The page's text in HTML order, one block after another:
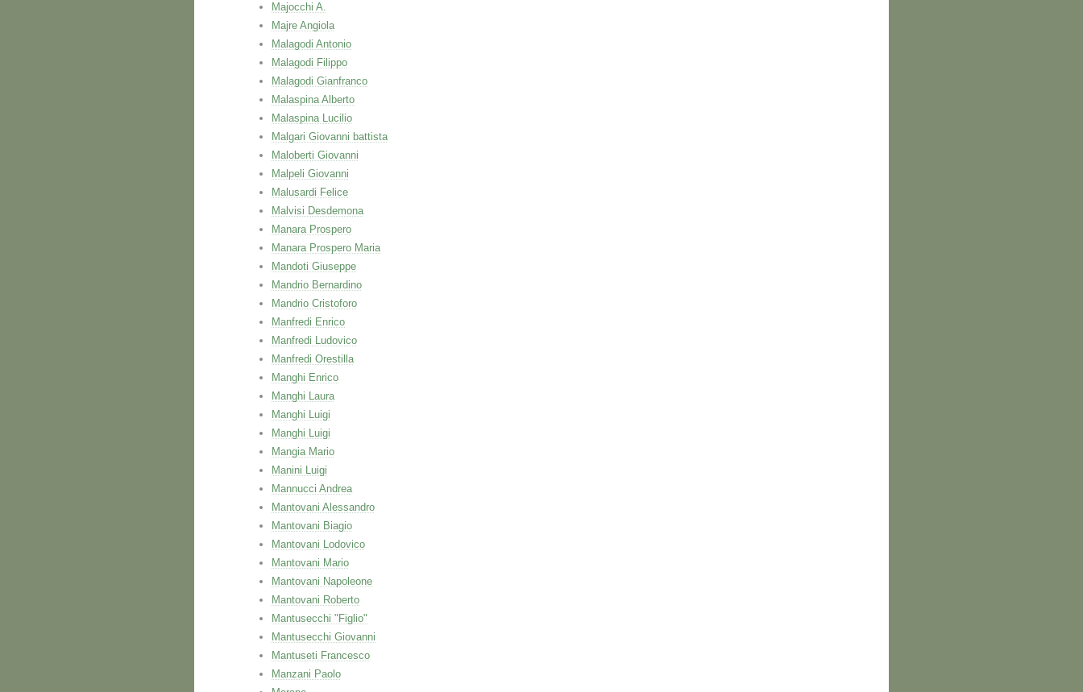
Majocchi A.
Majre Angiola
Malagodi Antonio
Malagodi Filippo
Malagodi Gianfranco
Malaspina Alberto
Malaspina Lucilio
Malgari Giovanni battista
Maloberti Giovanni
Malpeli Giovanni
Malusardi Felice
Malvisi Desdemona
Manara Prospero
Manara Prospero Maria
Mandoti Giuseppe
Mandrio Bernardino
Mandrio Cristoforo
Manfredi Enrico
Manfredi Ludovico
Manfredi Orestilla
Manghi Enrico
Manghi Laura
Manghi Luigi
Manghi Luigi
Mangia Mario
Manini Luigi
Mannucci Andrea
Mantovani Alessandro
Mantovani Biagio
Mantovani Lodovico
Mantovani Mario
Mantovani Napoleone
Mantovani Roberto
Mantusecchi "Figlio"
Mantusecchi Giovanni
Mantuseti Francesco
Manzani Paolo